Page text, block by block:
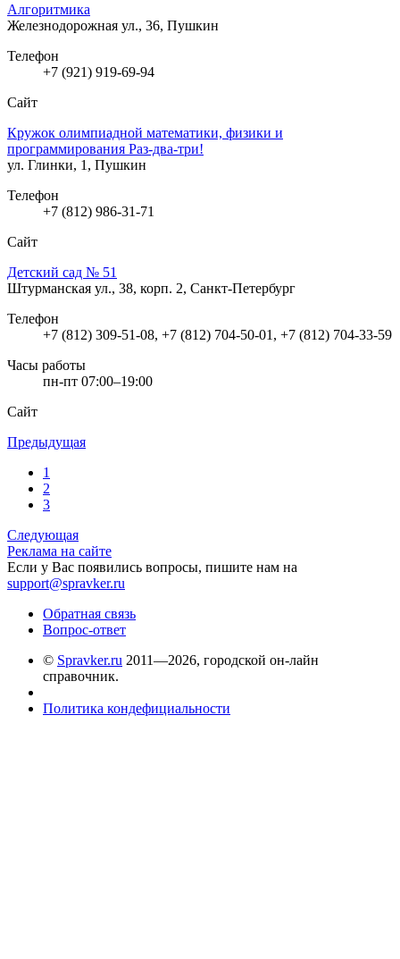
Алгоритмика
Железнодорожная ул., 36, Пушкин
Телефон
+7 (921) 919-69-94
Сайт
Кружок олимпиадной математики, физики и
программирования Раз-два-три!
ул. Глинки, 1, Пушкин
Телефон
+7 (812) 986-31-71
Сайт
Детский сад № 51
Штурманская ул., 38, корп. 2, Санкт-Петербург
Телефон
+7 (812) 309-51-08, +7 (812) 704-50-01, +7 (812) 704-33-59
Часы работы
пн-пт 07:00–19:00
Сайт
Предыдущая
1
2
3
Следующая
Реклама на сайте
Если у Вас появились вопросы, пишите нам на
support@spravker.ru
Обратная связь
Вопрос-ответ
© Spravker.ru 2011—2026, городской он-лайн
справочник.
Политика кондефициальности